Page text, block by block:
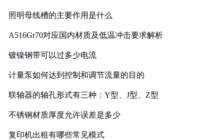
照明母线槽的主要作用是什么
A516Gr70对应国内材质及低温冲击要求解析
镀镍钢带可以过多少电流
计量泵如何达到控制和调节流量的目的
联轴器的轴孔形式有三种：Y型、J型、Z型
不锈钢材质厚度允许误差是多少
复印机出租有哪些常见模式